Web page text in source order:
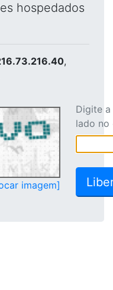
hospedados
,
imagem]
Digite
lado no